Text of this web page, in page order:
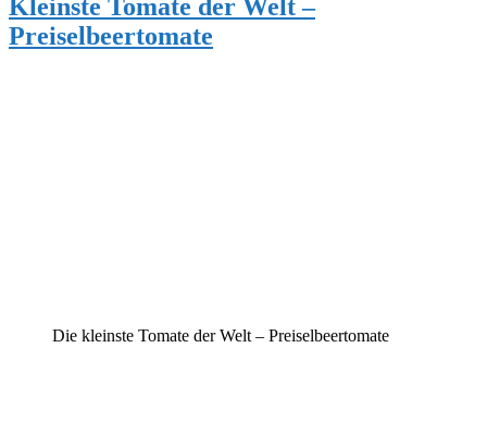
Kleinste Tomate der Welt –
Preiselbeertomate
Die kleinste Tomate der Welt – Preiselbeertomate